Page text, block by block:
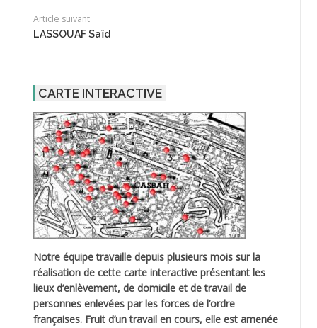
Article suivant
LASSOUAF Saïd
CARTE INTERACTIVE
Notre équipe travaille depuis plusieurs mois sur la
réalisation de cette carte interactive présentant les
lieux d’enlèvement, de domicile et de travail de
personnes enlevées par les forces de l’ordre
françaises. Fruit d’un travail en cours, elle est amenée